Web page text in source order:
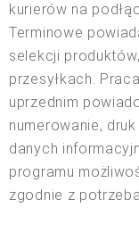
kurierów na
Terminowe
selekcji
przesyłkach.
uprzednim
numerowanie,
danych
programu
zgodnie z